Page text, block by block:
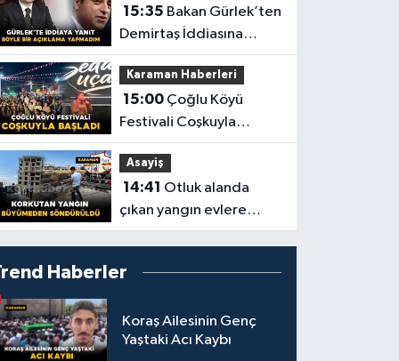
15:35
Demirtaş İddiasına
Yanıt: “Böyle Bir
Açıklama Yapmadım”
Karaman Haberleri
15:00Çoğlu Köyü
Festivali Coşkuyla
Başladı
Asayiş
14:41
çıkan yangın evlere
sıçramadan söndürüldü
Haberler
Koraş Ailesinin Genç
Yaştaki Acı Kaybı